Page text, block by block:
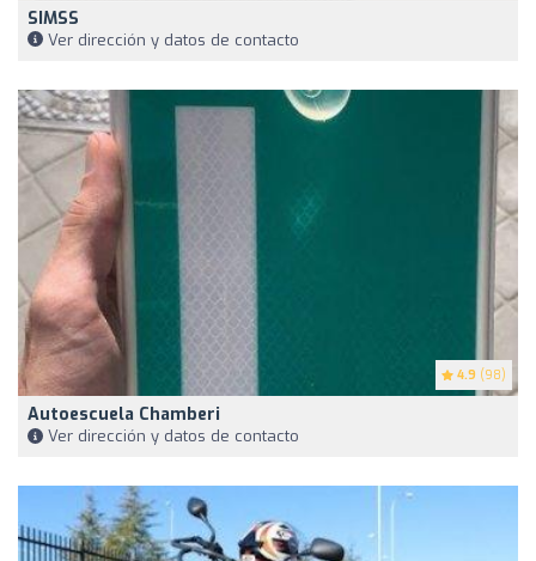
SIMSS
Ver dirección y datos de contacto
4.9 (98)
Autoescuela Chamberi
Ver dirección y datos de contacto